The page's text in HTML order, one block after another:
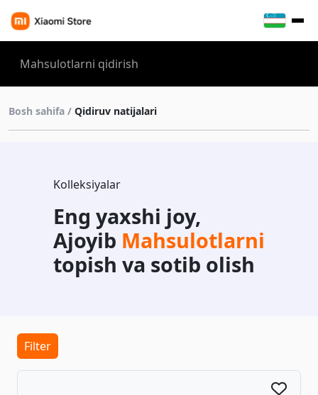
Bosh sahifa / Qidiruv natijalari
Kolleksiyalar
Eng yaxshi joy,
Ajoyib Mahsulotlarni
topish va sotib olish
Filter